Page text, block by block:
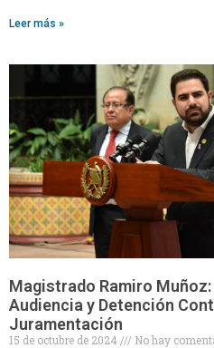
Leer más »
Magistrado Ramiro
Audiencia y Detención
Juramentación
15 de octubre de 2024 No hay